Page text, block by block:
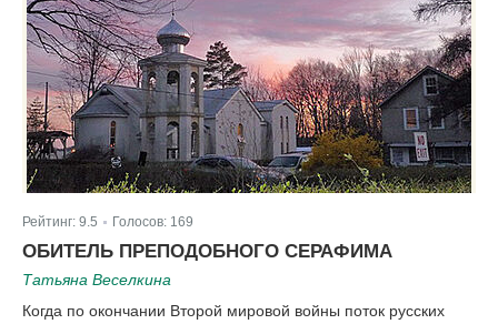
Рейтинг: 9.5 Голосов: 169
ОБИТЕЛЬ ПРЕПОДОБНОГО СЕРАФИМА
Татьяна Веселкина
Когда по окончании Второй мировой войны поток русских